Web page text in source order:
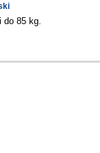
85 kg.